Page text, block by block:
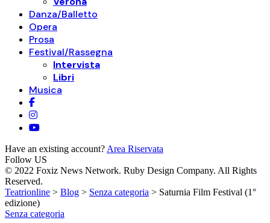
Danza/Balletto
Opera
Prosa
Festival/Rassegna
Intervista
Libri
Musica
Have an existing account? Area Riservata
Follow US
© 2022 Foxiz News Network. Ruby Design Company. All Rights
Reserved.
Teatrionline > Blog > Senza categoria > Saturnia Film Festival (1°
edizione)
Senza categoria